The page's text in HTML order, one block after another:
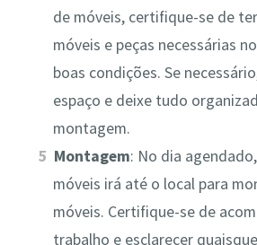
de móveis, certifique-se de
móveis e peças necessárias
boas condições. Se
espaço e deixe tudo
montagem.
Montagem: No dia
móveis irá até o local para
móveis. Certifique-se de
trabalho e esclarecer